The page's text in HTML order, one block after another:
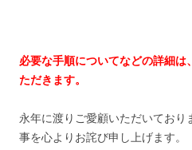
必要な手順についてなどの詳細
ただきます。
永年に渡りご愛顧いただいており
事を心よりお詫び申し上げます。